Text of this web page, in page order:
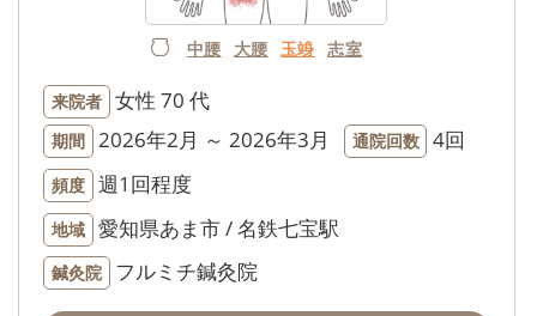
中腰 大腰 玉竧 志室
来院者 女性 70 代
期間 2026年2月 ～ 2026年3月 通院回数 4回
頻度 週1回程度
地域 愛知県あま市 / 名鉄七宝駅
鍼灸院 フルミチ鍼灸院